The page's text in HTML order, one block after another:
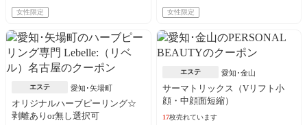
女性限定 女性限定
エステ 愛知･矢場町
オリジナルハーブピーリング☆
剥離ありor無し選択可
エステ 愛知･金山
サーマトリックス（Vリフト小
顔・中顔面短縮）
17枚売れています